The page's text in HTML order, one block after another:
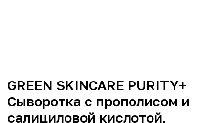
GREEN SKINCARE PURITY+
Сыворотка с прополисом и
салициловой кислотой,